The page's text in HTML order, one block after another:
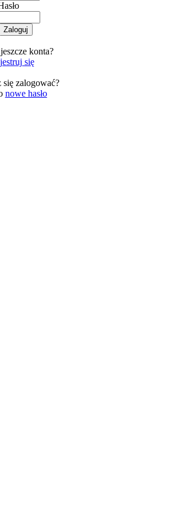
konta?
się
się zalogować?
nowe hasło